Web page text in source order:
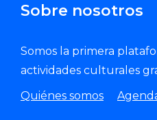
Sobre nosotros
Somos la primera
actividades culturales
Quiénes somos